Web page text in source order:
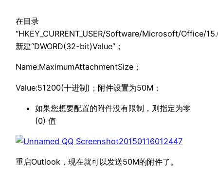
在目录
“HKEY_CURRENT_USER/Software/Microsoft/Office/
新建“DWORD(32-bit)Value”；
Name:MaximumAttachmentSize；
Value:51200(十进制)；附件设置为50M；
如果您想要配置的附件没有限制，则指定为零
(0) 值
重启Outlook，现在就可以发送50M的附件了。